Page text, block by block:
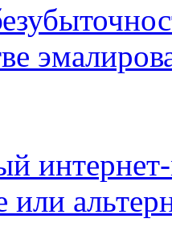
или